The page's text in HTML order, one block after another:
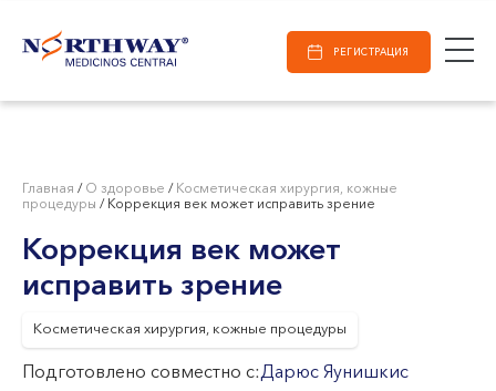
Рабочее время
Часы работы:
I-V 07:30 - 20:30
Каунас
ул. Miško 25A
Поиск РЕГИСТРАЦИЯ
E-Registracija
Главная / О здоровье / Косметическая хирургия, кожные
процедуры / Коррекция век может исправить зрение
Коррекция век может
исправить зрение
Косметическая хирургия, кожные процедуры
Подготовлено совместно с:Дарюс Яунишкис